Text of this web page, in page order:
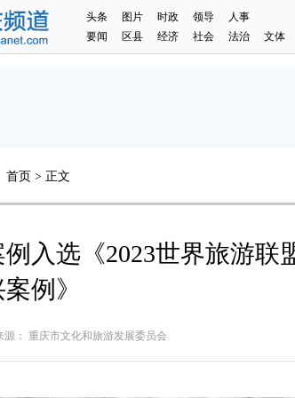
头条 图片 时政 领导
人事
要闻
区县 经济 社会 法治 文体
首页 > 正文
例入选《2023世界旅游
例》
： 重庆市文化和旅游发展委员会